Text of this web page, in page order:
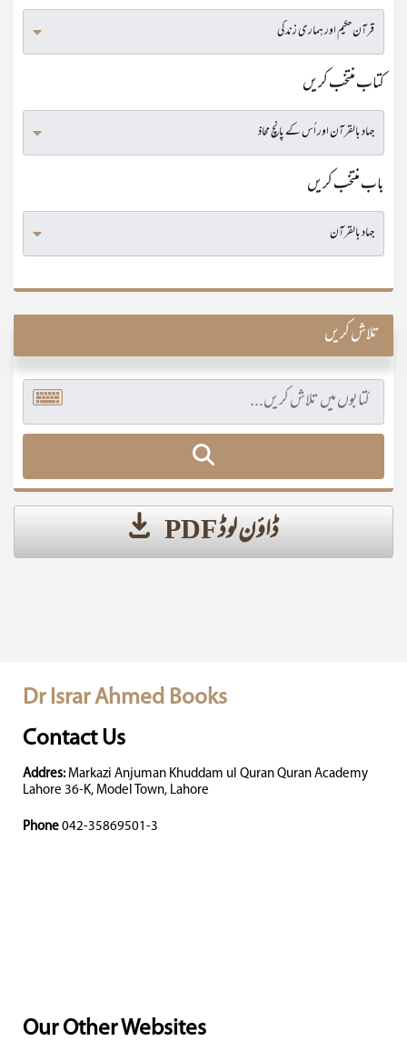
کتاب منتخب کریں
باب منتخب کریں
تلاش کریں
ڈاؤن لوڈ PDF
Dr Israr Ahmed Books
Contact Us
Addres: Markazi Anjuman Khuddam ul Quran Quran Academy
Lahore 36-K, Model Town, Lahore
Phone 042-35869501-3
Our Other Websites